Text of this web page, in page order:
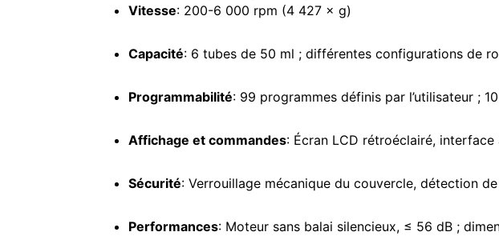
Vitesse: 200-6 000 rpm (4 427 × g)
Capacité: 6 tubes de 50 ml ; différentes configurations de
Programmabilité: 99 programmes définis par l’utilisateur ;
Affichage et commandes: Écran LCD rétroéclairé,
Sécurité: Verrouillage mécanique du couvercle, détection
Performances: Moteur sans balai silencieux, ≤ 56 dB ;